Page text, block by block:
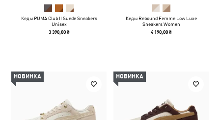
Кеды PUMA Club II Suede Sneakers
Unisex
3 390,00 ₴
Кеды Rebound Femme Low Luxe
Sneakers Women
4 190,00 ₴
НОВИНКА НОВИНКА